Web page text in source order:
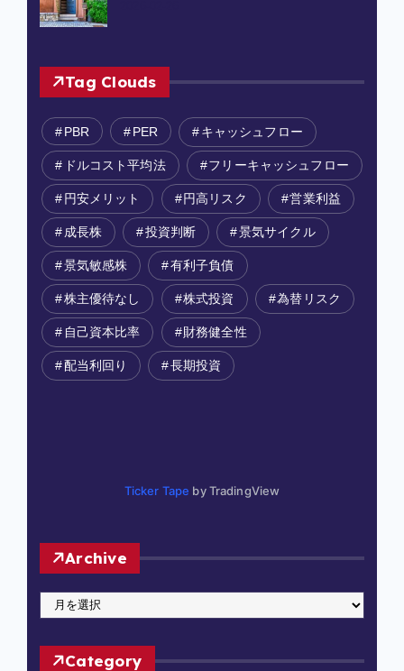
Tag Clouds
PBR PER キャッシュフロー
ドルコスト平均法 フリーキャッシュフロー
円安メリット 円高リスク 営業利益
成長株 投資判断 景気サイクル
景気敏感株 有利子負債
株主優待なし 株式投資 為替リスク
自己資本比率 財務健全性
配当利回り 長期投資
Ticker Tape by TradingView
Archive
r
c
Category